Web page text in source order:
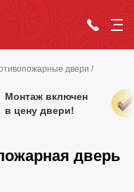
двери /
Монтаж включен
в цену двери!
дверь